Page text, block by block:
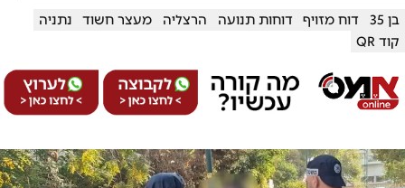
בן 35 דוח מזויף דוחות תנועה הרצליה מעצר חשוד
נתניה
קוד QR